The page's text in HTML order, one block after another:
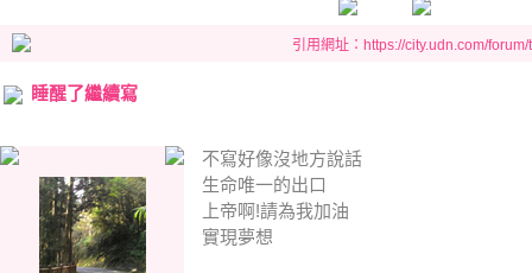
引用網址：https://city.udn.com/
睡醒了繼續寫
不寫好像沒地方說話
生命唯一的出口
上帝啊!請為我加油
實現夢想